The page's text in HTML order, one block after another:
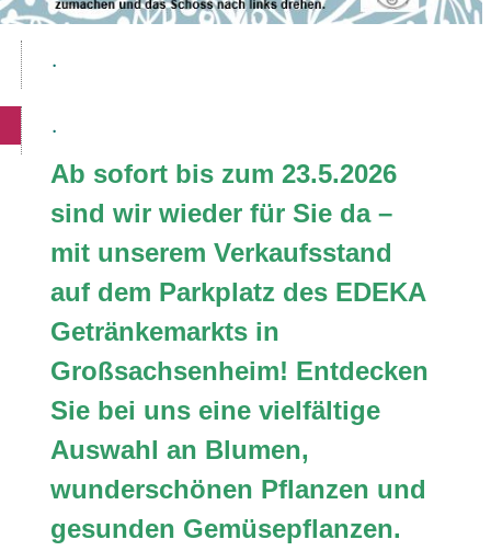
.
.
Ab sofort bis zum 23.5.2026
sind wir wieder für Sie da –
mit unserem Verkaufsstand
auf dem Parkplatz des EDEKA
Getränkemarkts in
Großsachsenheim! Entdecken
Sie bei uns eine vielfältige
Auswahl an Blumen,
wunderschönen Pflanzen und
gesunden Gemüsepflanzen.